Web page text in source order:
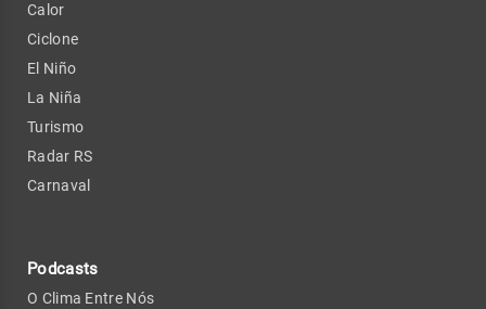
Calor
Ciclone
El Niño
La Niña
Turismo
Radar RS
Carnaval
Podcasts
O Clima Entre Nós